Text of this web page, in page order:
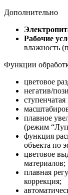
Дополнительно
Рабочие
влажность
Функции
цветовое
негатив/
плавное
(режим
функция
объекта по
цветовое
материалов;
плавная
коррекция;